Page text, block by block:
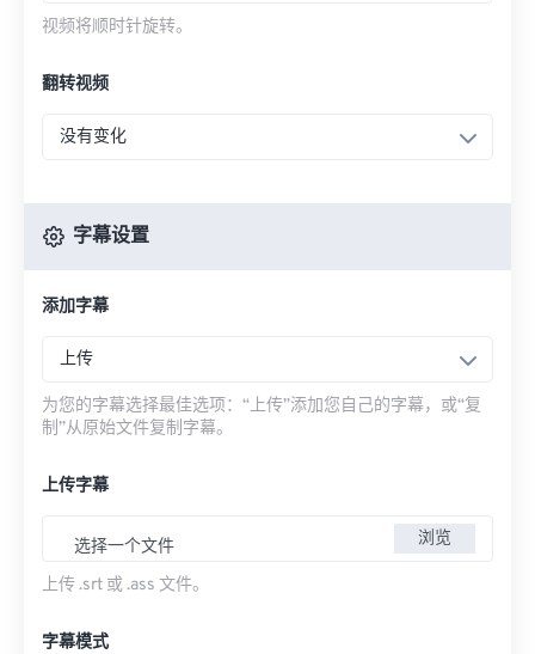
视频将顺时针旋转。
翻转视频
没有变化
字幕设置
添加字幕
上传
为您的字幕选择最佳选项：“上传”添加您自己的字幕，或“复
制”从原始文件复制字幕。
上传字幕
选择一个文件 浏览
上传 .srt 或 .ass 文件。
字幕模式